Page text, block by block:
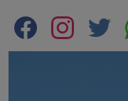
Contact